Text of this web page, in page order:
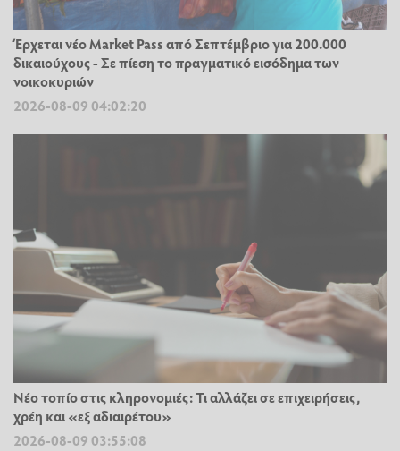
Έρχεται νέο Market Pass από Σεπτέμβριο για 200.000
δικαιούχους - Σε πίεση το πραγματικό εισόδημα των
νοικοκυριών
2026-08-09 04:02:20
Νέο τοπίο στις κληρονομιές: Τι αλλάζει σε επιχειρήσεις,
χρέη και «εξ αδιαιρέτου»
2026-08-09 03:55:08